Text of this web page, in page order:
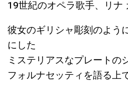
19世紀のオペラ歌手、リナ
彼女のギリシャ彫刻のよう
にした
ミステリアスなプレートの
フォルナセッティを語る上